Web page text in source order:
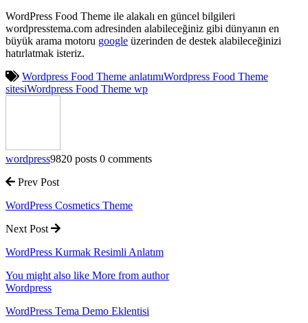
WordPress Food Theme ile alakalı en güncel bilgileri
wordpresstema.com adresinden alabileceğiniz gibi dünyanın en
büyük arama motoru google üzerinden de destek alabileceğinizi
hatırlatmak isteriz.
Wordpress Food Theme anlatımıWordpress Food Theme
sitesiWordpress Food Theme wp
wordpress9820 posts 0 comments
Prev Post
WordPress Cosmetics Theme
Next Post
WordPress Kurmak Resimli Anlatım
You might also like More from author
Wordpress
WordPress Tema Demo Eklentisi